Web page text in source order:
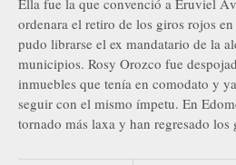
Ella fue la que convenció a Eruviel
ordenara el retiro de los giros rojos
pudo librarse el ex mandatario de la
municipios. Rosy Orozco fue
inmuebles que tenía en comodato y
seguir con el mismo ímpetu. En
tornado más laxa y han regresado los